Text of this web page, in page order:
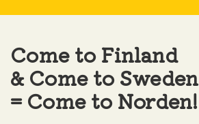
Come to Finland
& Come to Sweden
= Come to Norden!